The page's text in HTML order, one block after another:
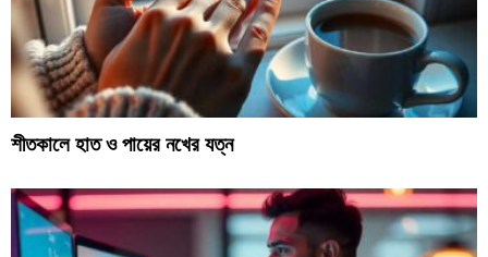
শীতকালে হাত ও পায়ের নখের যত্ন